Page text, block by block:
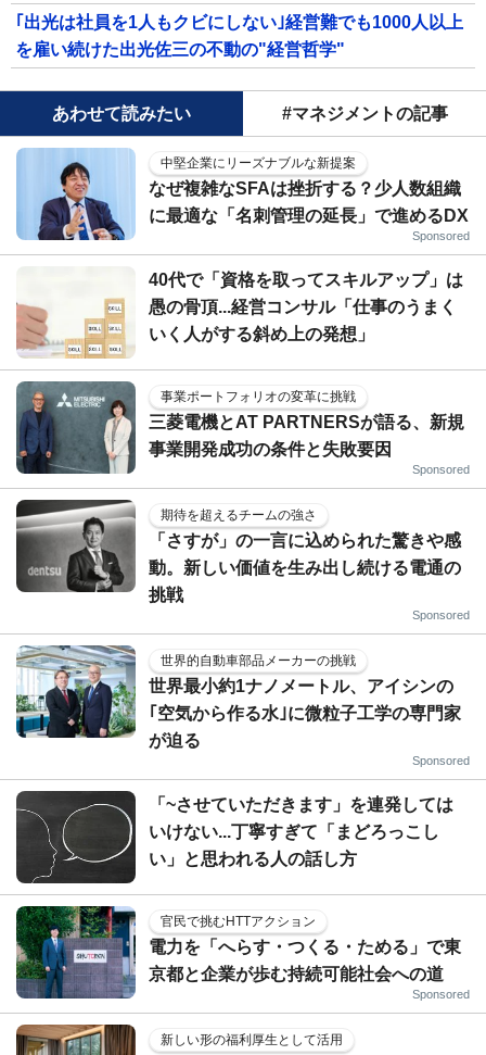
｢出光は社員を1人もクビにしない｣経営難でも1000人以上
を雇い続けた出光佐三の不動の"経営哲学"
あわせて読みたい #マネジメントの記事
中堅企業にリーズナブルな新提案
なぜ複雑なSFAは挫折する？少人数組織
に最適な「名刺管理の延長」で進めるDX
Sponsored
40代で「資格を取ってスキルアップ」は
愚の骨頂...経営コンサル「仕事のうまく
いく人がする斜め上の発想」
事業ポートフォリオの変革に挑戦
三菱電機とAT PARTNERSが語る、新規
事業開発成功の条件と失敗要因
Sponsored
期待を超えるチームの強さ
「さすが」の一言に込められた驚きや感
動。新しい価値を生み出し続ける電通の
挑戦
Sponsored
世界的自動車部品メーカーの挑戦
世界最小約1ナノメートル、アイシンの
｢空気から作る水｣に微粒子工学の専門家
が迫る
Sponsored
「~させていただきます」を連発しては
いけない...丁寧すぎて「まどろっこし
い」と思われる人の話し方
官民で挑むHTTアクション
電力を「へらす・つくる・ためる」で東
京都と企業が歩む持続可能社会への道
Sponsored
新しい形の福利厚生として活用